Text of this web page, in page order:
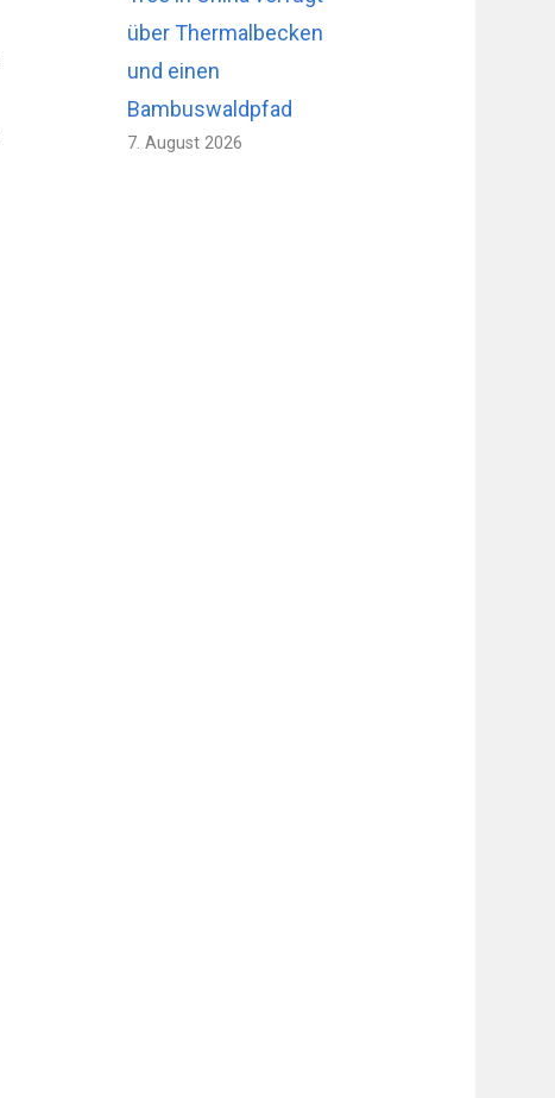
über Thermalbecken
und einen
Bambuswaldpfad
7. August 2026